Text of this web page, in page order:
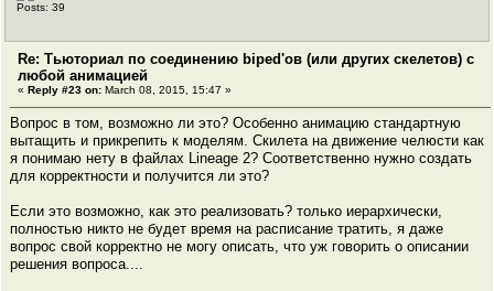
Posts: 39
Re: Тьюториал по соединению biped'ов (или других скелетов) с
любой анимацией
« Reply #23 on: March 08, 2015, 15:47 »
Вопрос в том, возможно ли это? Особенно анимацию стандартную
вытащить и прикрепить к моделям. Скилета на движение челюсти как
я понимаю нету в файлах Lineage 2? Соответственно нужно создать
для корректности и получится ли это?
Если это возможно, как это реализовать? только иерархически,
полностью никто не будет время на расписание тратить, я даже
вопрос свой корректно не могу описать, что уж говорить о описании
решения вопроса....